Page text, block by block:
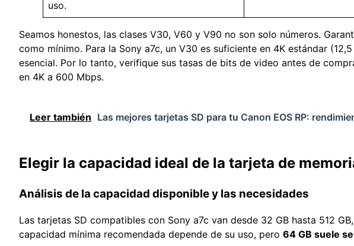
uso.
Seamos honestos, las clases V30, V60 y V90 no son solo números.
como mínimo. Para la Sony a7c, un V30 es suficiente en 4K estándar
esencial. Por lo tanto, verifique sus tasas de bits de video antes de
en 4K a 600 Mbps.
Leer también Las mejores tarjetas SD para tu Canon EOS RP:
Elegir la capacidad ideal de la tarjeta de
Análisis de la capacidad disponible y las necesidades
Las tarjetas SD compatibles con Sony a7c van desde 32 GB hasta 512
capacidad mínima recomendada depende de su uso, pero 64 GB suele